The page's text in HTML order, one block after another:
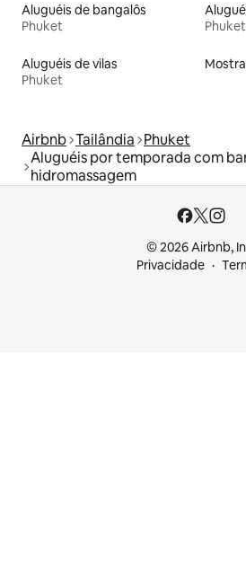
Aluguéis de bangalôs
Phuket
Phuket
Aluguéis de vilas
Phuket
Airbnb Tailândia Phuket
Aluguéis por temporada com
hidromassagem
© 2026 Airbnb,
Privacidade